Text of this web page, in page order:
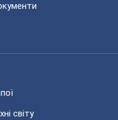
світу